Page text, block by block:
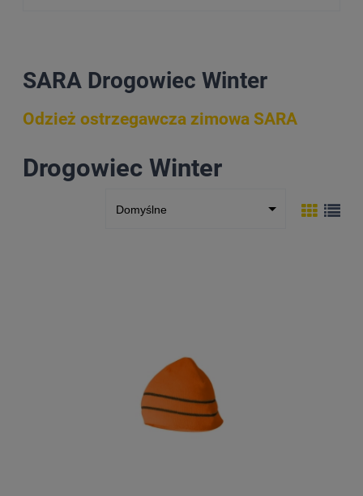
SARA Drogowiec Winter
Odzież ostrzegawcza zimowa SARA
Drogowiec Winter